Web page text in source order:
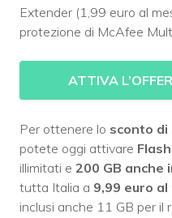
Extender (1,99 euro al
protezione di McAfee
ATTIVA
Per ottenere lo sconto di
potete oggi attivare
illimitati e 200 GB anche
tutta Italia a 9,99 euro al
inclusi anche 11 GB per il